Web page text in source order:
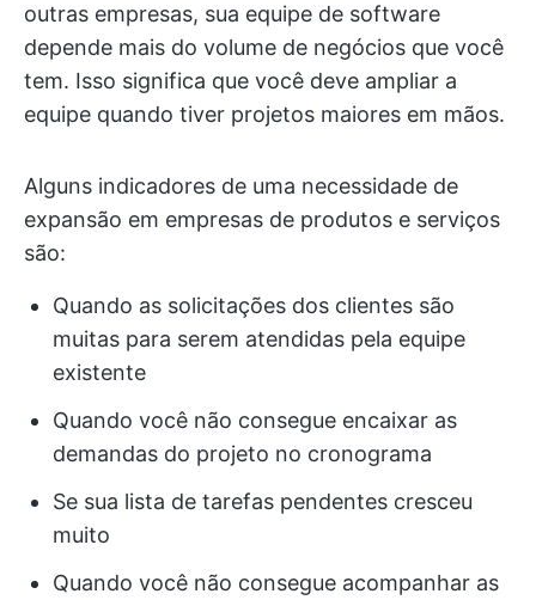
outras empresas, sua equipe de software
depende mais do volume de negócios que você
tem. Isso significa que você deve ampliar a
equipe quando tiver projetos maiores em mãos.
Alguns indicadores de uma necessidade de
expansão em empresas de produtos e serviços
são:
Quando as solicitações dos clientes são
muitas para serem atendidas pela equipe
existente
Quando você não consegue encaixar as
demandas do projeto no cronograma
Se sua lista de tarefas pendentes cresceu
muito
Quando você não consegue acompanhar as